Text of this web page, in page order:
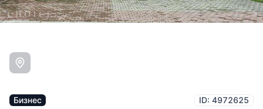
Бизнес ID: 4972625